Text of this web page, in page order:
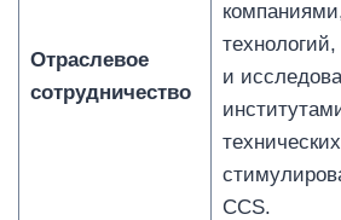
Отраслевое
сотрудничество
и
CCS.